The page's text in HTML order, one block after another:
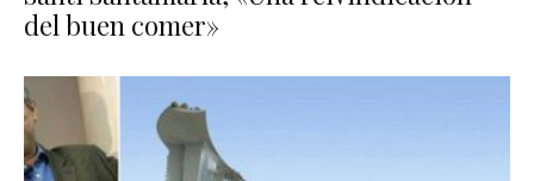
del buen comer»